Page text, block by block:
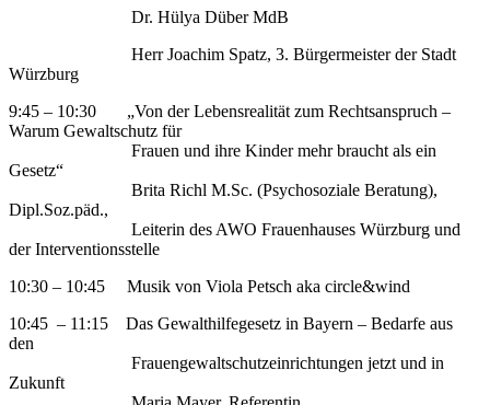
Dr. Hülya Düber MdB
Herr Joachim Spatz, 3. Bürgermeister der Stadt
Würzburg
9:45 – 10:30 „Von der Lebensrealität zum Rechtsanspruch –
Warum Gewaltschutz für
Frauen und ihre Kinder mehr braucht als ein
Gesetz“
Brita Richl M.Sc. (Psychosoziale Beratung),
Dipl.Soz.päd.,
Leiterin des AWO Frauenhauses Würzburg und
der Interventionsstelle
10:30 – 10:45 Musik von Viola Petsch aka circle&wind
10:45 – 11:15 Das Gewalthilfegesetz in Bayern – Bedarfe aus
den
Frauengewaltschutzeinrichtungen jetzt und in
Zukunft